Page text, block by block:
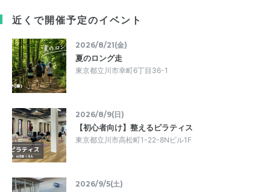
近くで開催予定のイベント
2026/8/21(金)
夏のロング走
東京都立川市幸町6丁目36-1
2026/8/9(日)
【初心者向け】整えるピラティス
東京都立川市高松町1-22-8Nビル1F
2026/9/5(土)